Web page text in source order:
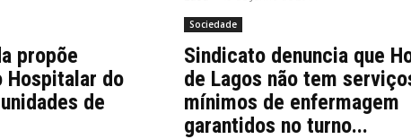
propõe
Hospitalar do
de
Sociedade
Sindicato denuncia que
de Lagos não tem
mínimos de enfermagem
garantidos no turno...